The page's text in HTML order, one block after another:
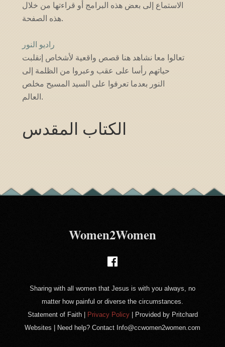
الاستماع إلى بعض هذه البرامج أو قراءتها من خلال
هذه الصفحة.
راديو النور
تعالوا معا نشاهد هنا قصص واقعية لأشخاص إنقلبت
حياتهم رأسا على عقب وعبروا من الظلمة إلى
النور بعدما تعرفوا على السيد المسيح مخلص
العالم.
الكتاب المقدس
Women2Women
Sharing with all women that Jesus is with you always, no
matter how painful or diverse the circumstances.
Statement of Faith| Privacy Policy|
Provided by Pritchard
Websites | Need help? Contact Info@ccwomen2women.com